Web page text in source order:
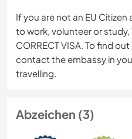
If you are not an EU
to work, volunteer or study,
CORRECT VISA. To find
contact the embassy in
travelling.
Abzeichen (3)